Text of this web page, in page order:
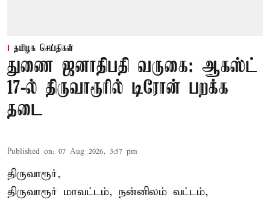
தமிழக செய்திகள்
துணை ஜனாதிபதி வருகை: ஆகஸ்ட்
17-ல் திருவாரூரில் டிரோன் பறக்க
தடை
Published on: 07 Aug 2026, 3:57 pm
திருவாரூர்,
திருவாரூர் மாவட்டம், நன்னிலம் வட்டம்,